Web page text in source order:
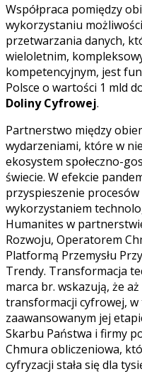
Współpraca pomiędzy
wykorzystaniu
przetwarzania danych,
wieloletnim,
kompetencyjnym, jest
Polsce o wartości 1 mld
Doliny Cyfrowej.
Partnerstwo między
wydarzeniami, które w
ekosystem społeczno-
świecie. W efekcie
przyspieszenie
wykorzystaniem
Humanites w
Rozwoju, Operatorem
Platformą Przemysłu
Trendy. Transformacja
marca br. wskazują, że
transformacji cyfrowej, w
zaawansowanym jej
Skarbu Państwa i firmy
Chmura obliczeniowa,
cyfryzacji stała się dla